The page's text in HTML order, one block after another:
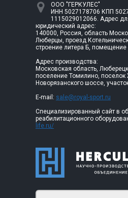
ООО "ГЕРКУЛЕС"
ИНН 5027178706 КПП
1115029012066. Адрес
юридический адрес:
140000, Россия, область
Люберцы, проезд
строение литера Б, помещение
Адрес производства:
Московская область,
поселение Томилино,
Новорязанского шоссе,
E-mail: sale@royal-sport.ru
Специализированный сайт в
реабилитационного
life.ru/